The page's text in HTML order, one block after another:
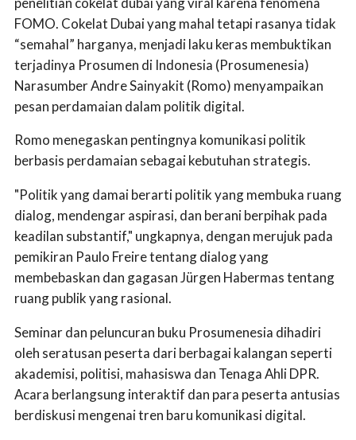
FOMO. Cokelat Dubai yang mahal tetapi rasanya tidak
“semahal” harganya, menjadi laku keras membuktikan
terjadinya Prosumen di Indonesia (Prosumenesia)
Narasumber Andre Sainyakit (Romo) menyampaikan
pesan perdamaian dalam politik digital.
Romo menegaskan pentingnya komunikasi politik
berbasis perdamaian sebagai kebutuhan strategis.
"Politik yang damai berarti politik yang membuka ruang
dialog, mendengar aspirasi, dan berani berpihak pada
keadilan substantif," ungkapnya, dengan merujuk pada
pemikiran Paulo Freire tentang dialog yang
membebaskan dan gagasan Jürgen Habermas tentang
ruang publik yang rasional.
Seminar dan peluncuran buku Prosumenesia dihadiri
oleh seratusan peserta dari berbagai kalangan seperti
akademisi, politisi, mahasiswa dan Tenaga Ahli DPR.
Acara berlangsung interaktif dan para peserta antusias
berdiskusi mengenai tren baru komunikasi digital.